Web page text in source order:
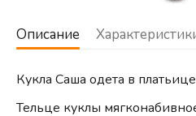
Описание
Кукла Саша одета в
Тельце куклы